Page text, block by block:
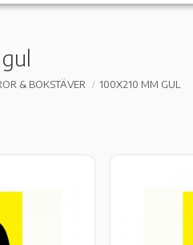
& BOKSTÄVER 100X210 MM GUL